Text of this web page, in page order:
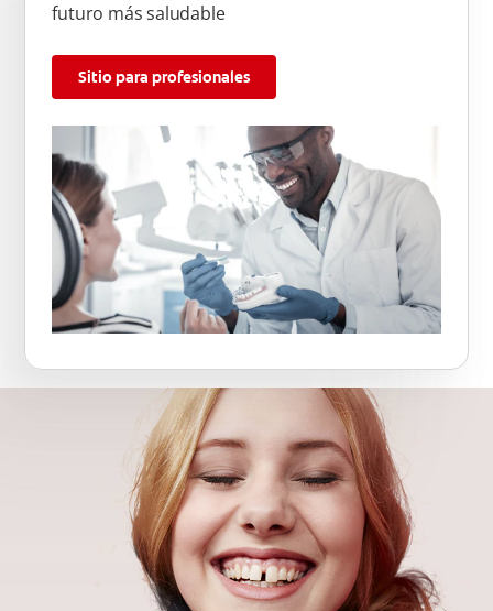
futuro más saludable
Sitio para profesionales